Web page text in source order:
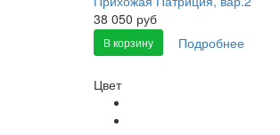
38 050 руб
В корзину Подробнее
Цвет